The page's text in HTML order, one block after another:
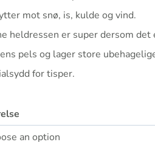
mot snø, is, kulde og vind.
heldressen er super dersom
pels og lager store
for tisper.